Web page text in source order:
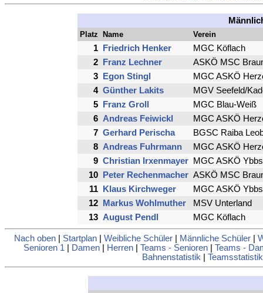
Platz Name Verein
1 Friedrich Henker
MGC Köflach
2
Franz Lechner
ASKÖ MSC
3
Egon Stingl
MGC ASKÖ
4 Günther Lakits
MGV Seefeld/
5
Franz Groll
MGC Blau-Weiß
6 Andreas Feiwickl
MGC ASKÖ
7 Gerhard Perischa
BGSC Raiba
8 Andreas Fuhrmann
MGC ASKÖ
9 Christian Irxenmayer
MGC ASKÖ
10
Peter Rechenmacher ASKÖ MSC
11
Klaus Kirchweger
MGC ASKÖ
12
Markus Wohlmuther
MSV Unterland
13 August Pendl MGC Köflach
Nach oben| Startplan| Weibliche Schüler| Männliche Schüler|
Senioren 1
Damen Herren Teams - Senioren
Teams -
Bahnenstatistik
Teamsstatistik